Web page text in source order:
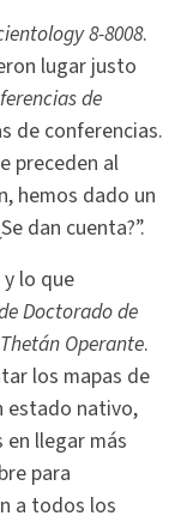
8-8008.
lugar justo
de
de conferencias.
preceden al
hemos dado un
dan cuenta?”.
lo que
Doctorado de
Thetán Operante.
los mapas de
estado nativo,
llegar más
para
a todos los